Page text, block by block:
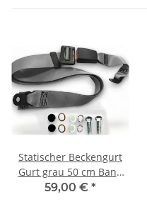
Statischer Beckengurt
Gurt grau 50 cm Band
für Mercedes W116
59,00 € *